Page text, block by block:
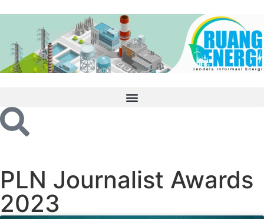
PLN Journalist Awards
2023